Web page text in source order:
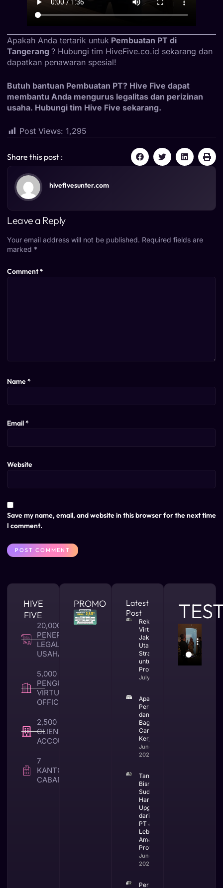
Apakah Anda tertarik untuk Pembuatan PT di
Tangerang ? Hubungi tim HiveFive.co.id sekarang dan
dapatkan penawaran spesial!
Butuh bantuan Pembuatan PT? Hive Five dapat
membantu Anda mengurus legalitas dan perizinan
usaha. Hubungi tim Hive Five sekarang.
Post Views: 1,295
Share this post :
hivefivesunter.com
Leave a Reply
Your email address will not be published. Required fields are
marked *
Comment*
Name*
Email*
Website
Save my name, email, and website in this browser for the next time
I comment.
HIVE
FIVE
20,000 +
PENERBITAN
LEGALITAS
USAHA
5,000 +
PENGUNA
VIRTUAL
OFFICE
2,500 +
CLIENT TAX &
ACCOUNTING
7
KANTOR
CABANG
PROMO
Latest
Post
Rekomendasi
Virtual Office
Jakarta
Utara yang
Strategis
untuk Bisnis
Profesional
July 23, 2026
Apa Itu CV
Perusahaan
dan
Bagaimana
Cara
Kerjanya
June 25,
2026
Tanda
Bisnis
Sudah
Harus
Upgrade
dari CV ke
PT agar
Lebih
Aman dan
Profesional
June 23,
2026
Perubahan